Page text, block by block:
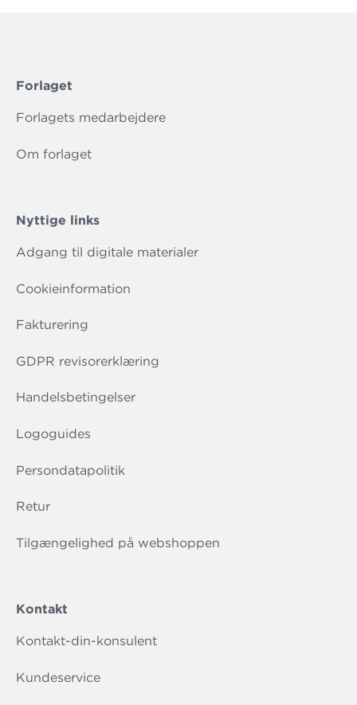
Forlaget
Forlagets medarbejdere
Om forlaget
Nyttige links
Adgang til digitale materialer
Cookieinformation
Fakturering
GDPR revisorerklæring
Handelsbetingelser
Logoguides
Persondatapolitik
Retur
Tilgængelighed på webshoppen
Kontakt
Kontakt-din-konsulent
Kundeservice